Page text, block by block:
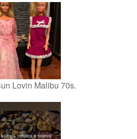
Lovin Malibu 70s.